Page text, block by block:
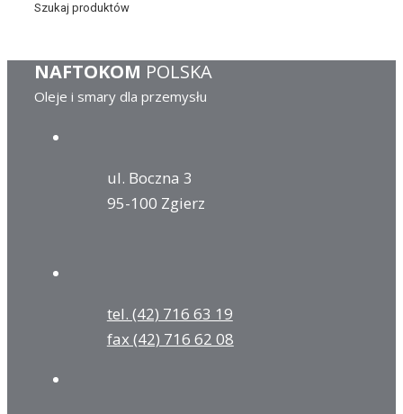
Szukaj produktów
NAFTOKOM POLSKA
Oleje i smary dla przemysłu
ul. Boczna 3
95-100 Zgierz
tel. (42) 716 63 19
fax (42) 716 62 08